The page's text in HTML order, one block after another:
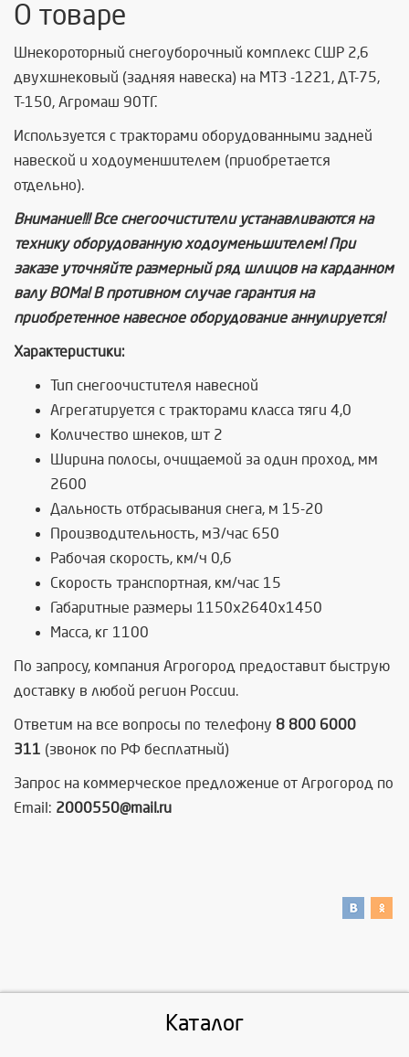
О товаре
Шнекороторный снегоуборочный комплекс СШР 2,6
двухшнековый (задняя навеска) на МТЗ -1221, ДТ-75,
Т-150, Агромаш 90ТГ.
Используется с тракторами оборудованными задней
навеской и ходоуменшителем (приобретается
отдельно).
Внимание!!! Все снегоочистители устанавливаются на
технику оборудованную ходоуменьшителем! При
заказе уточняйте размерный ряд шлицов на карданном
валу ВОМа! В противном случае гарантия на
приобретенное навесное оборудование аннулируется!
Характеристики:
Тип снегоочистителя навесной
Агрегатируется с тракторами класса тяги 4,0
Количество шнеков, шт 2
Ширина полосы, очищаемой за один проход, мм
2600
Дальность отбрасывания снега, м 15-20
Производительность, м3/час 650
Рабочая скорость, км/ч 0,6
Скорость транспортная, км/час 15
Габаритные размеры 1150х2640х1450
Масса, кг 1100
По запросу, компания Агрогород предоставит быструю
доставку в любой регион России.
Ответим на все вопросы по телефону 8 800 6000
311 (звонок по РФ бесплатный)
Запрос на коммерческое предложение от Агрогород по
Email: 2000550@mail.ru
Каталог